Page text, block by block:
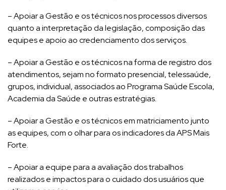
– Apoiar a Gestão e os técnicos nos processos diversos
quanto a interpretação da legislação, composição das
equipes e apoio ao credenciamento dos serviços.
– Apoiar a Gestão e os técnicos na forma de registro dos
atendimentos, sejam no formato presencial, telessaúde,
grupos, individual, associados ao Programa Saúde Escola,
Academia da Saúde e outras estratégias.
– Apoiar a Gestão e os técnicos em matriciamento junto
as equipes, com o olhar para os indicadores da APS Mais
Forte.
– Apoiar a equipe para a avaliação dos trabalhos
realizados e impactos para o cuidado dos usuários que